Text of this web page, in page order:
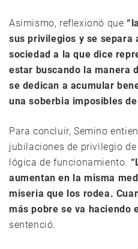
Asimismo, reflexionó que
sus privilegios y se separa
sociedad a la que dice
estar buscando la manera
se dedican a acumular
una soberbia imposibles
Para concluir, Semino
jubilaciones de privilegio
lógica de funcionamiento.
aumentan en la misma
miseria que los rodea.
más pobre se va haciendo
sentenció.